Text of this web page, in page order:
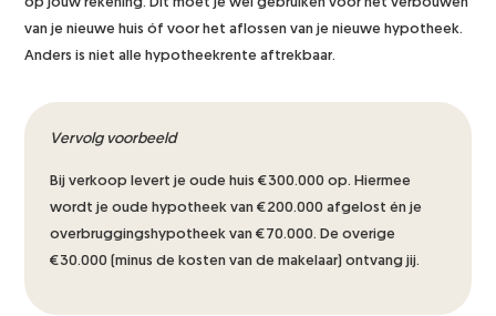
op jouw rekening. Dit moet je wel gebruiken voor het verbouwen
van je nieuwe huis óf voor het aflossen van je nieuwe hypotheek.
Anders is niet alle hypotheekrente aftrekbaar.
Vervolg voorbeeld
Bij verkoop levert je oude huis €300.000 op. Hiermee
wordt je oude hypotheek van €200.000 afgelost én je
overbruggingshypotheek van €70.000. De overige
€30.000 (minus de kosten van de makelaar) ontvang jij.